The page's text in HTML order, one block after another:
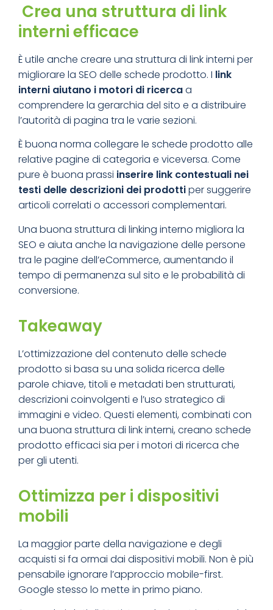
Crea una struttura di link
interni efficace
È utile anche creare una struttura di link interni per
migliorare la SEO delle schede prodotto. I link
interni aiutano i motori di ricercaa
comprendere la gerarchia del sito e a distribuire
l’autorità di pagina tra le varie sezioni.
È buona norma collegare le schede prodotto alle
relative pagine di categoria e viceversa. Come
pure è buona prassi inserire link contestuali nei
testi delle descrizioni dei prodottiper suggerire
articoli correlati o accessori complementari.
Una buona struttura di linking interno migliora la
SEO e aiuta anche la navigazione delle persone
tra le pagine dell’eCommerce, aumentando il
tempo di permanenza sul sito e le probabilità di
conversione.
Takeaway
L’ottimizzazione del contenuto delle schede
prodotto si basa su una solida ricerca delle
parole chiave, titoli e metadati ben strutturati,
descrizioni coinvolgenti e l’uso strategico di
immagini e video. Questi elementi, combinati con
una buona struttura di link interni, creano schede
prodotto efficaci sia per i motori di ricerca che
per gli utenti.
Ottimizza per i dispositivi
mobili
La maggior parte della navigazione e degli
acquisti si fa ormai dai dispositivi mobili. Non è più
pensabile ignorare l’approccio mobile-first.
Google stesso lo mette in primo piano.